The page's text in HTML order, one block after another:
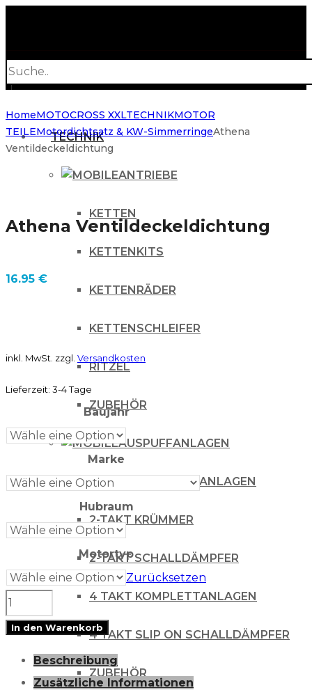
search
TECHNIK
ANTRIEBE
KETTEN
KETTENKITS
KETTENRÄDER
KETTENSCHLEIFER
RITZEL
ZUBEHÖR
AUSPUFFANLAGEN
2-TAKT KOMPLETTANLAGEN
2-TAKT KRÜMMER
2-TAKT SCHALLDÄMPFER
4 TAKT KOMPLETTANLAGEN
4 TAKT SLIP ON SCHALLDÄMPFER
ZUBEHÖR
HomeMOTOCROSS XXLTECHNIKMOTOR
TEILEMotordichtsatz & KW-SimmerringeAthena
Ventildeckeldichtung
Athena Ventildeckeldichtung
16.95 €
inkl. MwSt. zzgl. Versandkosten
Lieferzeit: 3-4 Tage
Baujahr
Marke
Hubraum
Motortyp
Zurücksetzen
Athena
Ventildeckeldichtung
In den Warenkorb
Beschreibung
Zusätzliche Informationen